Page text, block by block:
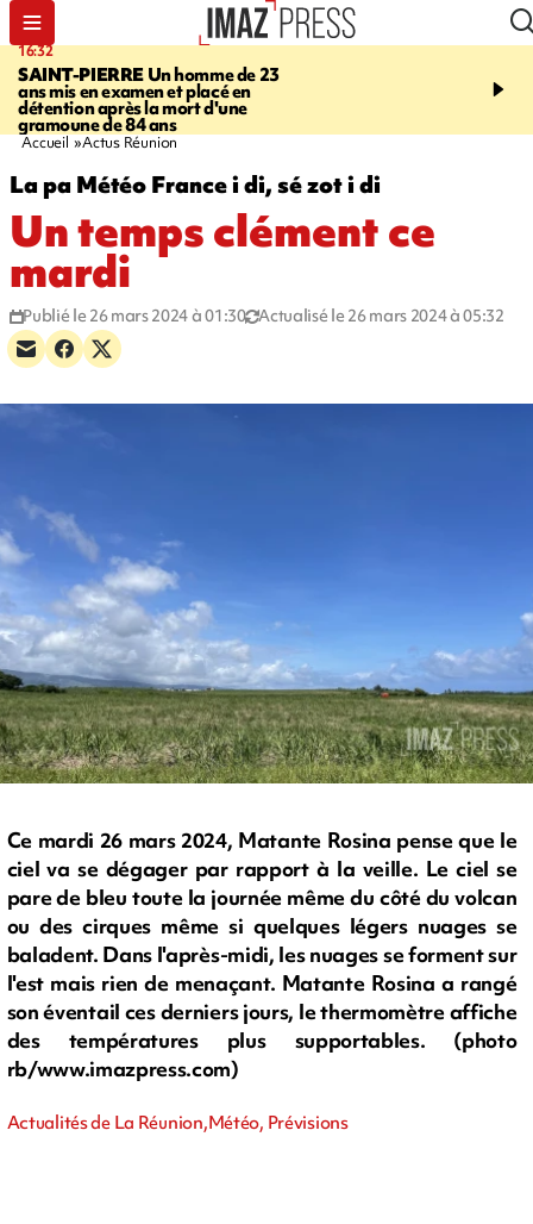
16:32
SAINT-PIERREUn homme de 23
ans mis en examen et placé en
détention après la mort d'une
gramoune de 84 ans
21:08
et Turquie scellent un
Accueil Actus Réunion
La pa Météo France i di, sé zot i di
Un temps clément ce
mardi
Publié le 26 mars 2024 à 01:30 Actualisé le 26 mars 2024 à 05:32
Ce mardi 26 mars 2024, Matante Rosina pense que le
ciel va se dégager par rapport à la veille. Le ciel se
pare de bleu toute la journée même du côté du volcan
ou des cirques même si quelques légers nuages se
baladent. Dans l'après-midi, les nuages se forment sur
l'est mais rien de menaçant. Matante Rosina a rangé
son éventail ces derniers jours, le thermomètre affiche
des températures plus supportables. (photo
rb/www.imazpress.com)
Actualités de La Réunion,Météo, Prévisions